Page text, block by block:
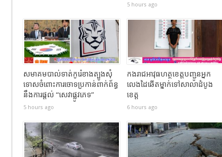
5 hours ago
សមាគមបាល់ទាត់កូរ៉េខាងត្បូងសុំ
ទោសចំពោះការចោទប្រកាន់ពាក់ព័ន្ធ
នឹងការផ្តល់ “សេវាផ្លូវភេទ”
5 hours ago
កងរាជឣាវុធហត្ថខេត្តបញ្ជូនអ្នក
លេងដៃឆើតម្នាក់ទៅសាលាដំបូង
ខេត្ត
6 hours ago